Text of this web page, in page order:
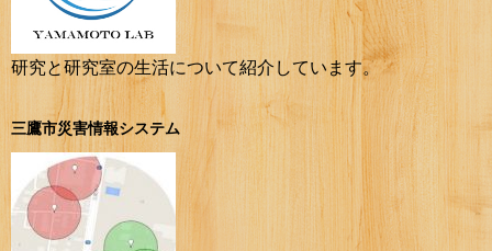
研究と研究室の生活について紹介しています。
三鷹市災害情報システム